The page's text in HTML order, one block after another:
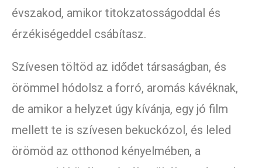
évszakod, amikor titokzatosságoddal és
érzékiségeddel csábítasz.
Szívesen töltöd az idődet társaságban, és
örömmel hódolsz a forró, aromás kávéknak,
de amikor a helyzet úgy kívánja, egy jó film
mellett te is szívesen bekuckózol, és leled
örömöd az otthonod kényelmében, a